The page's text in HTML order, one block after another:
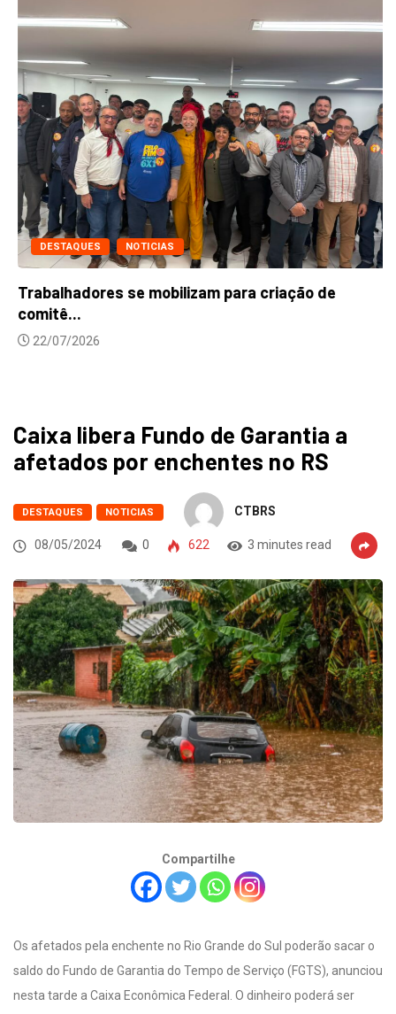
DESTAQUES NOTICIAS
Trabalhadores se mobilizam para criação de
comitê...
22/07/2026
Caixa libera Fundo de Garantia a
afetados por enchentes no RS
DESTAQUES NOTICIAS CTBRS
08/05/2024 0 622 3 minutes read
Compartilhe
Os afetados pela enchente no Rio Grande do Sul poderão sacar o
saldo do Fundo de Garantia do Tempo de Serviço (FGTS), anunciou
nesta tarde a Caixa Econômica Federal. O dinheiro poderá ser